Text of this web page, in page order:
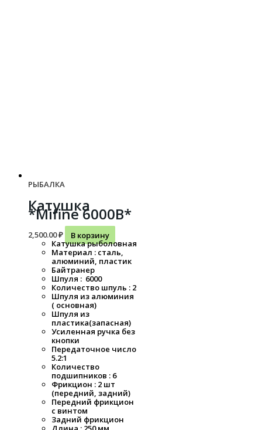
РЫБАЛКА
Катушка
*Mifine 6000B*
2,500.00₽
В корзину
Катушка рыболовная
Материал : сталь,
алюминий, пластик
Байтранер
Шпуля : 6000
Количество шпуль : 2
Шпуля из алюминия
( основная)
Шпуля из
пластика(запасная)
Усиленная ручка без
кнопки
Передаточное число
5.2:1
Количество
подшипников : 6
Фрикцион : 2 шт
(передний, задний)
Передний фрикцион
с винтом
Задний фрикцион